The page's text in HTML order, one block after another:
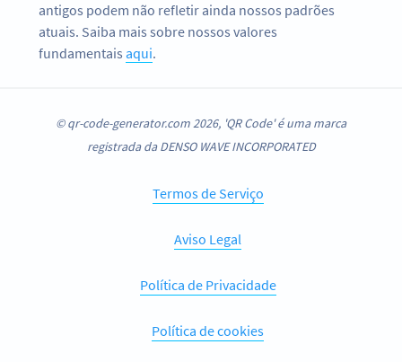
antigos podem não refletir ainda nossos padrões
atuais. Saiba mais sobre nossos valores
fundamentaisaqui.
© qr-code-generator.com 2026, 'QR Code' é uma marca
registrada da DENSO WAVE INCORPORATED
Termos de Serviço
Aviso Legal
Política de Privacidade
Política de cookies